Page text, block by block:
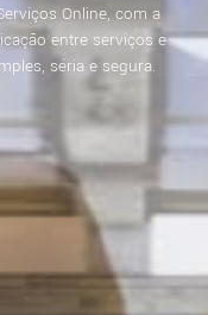
Online, com a
entre serviços e
séria e segura.